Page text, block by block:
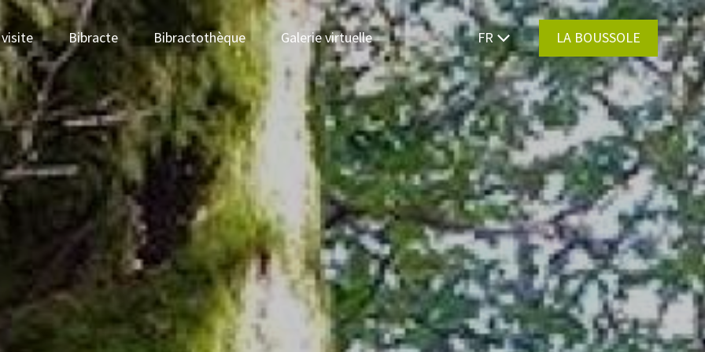
Bibracte Bibractothèque Galerie virtuelle FR LA BOUSSOLE